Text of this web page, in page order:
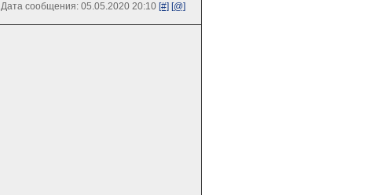
Дата сообщения: 05.05.2020 20:10 [#] [@]